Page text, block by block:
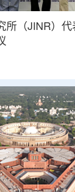
所（JINR）代